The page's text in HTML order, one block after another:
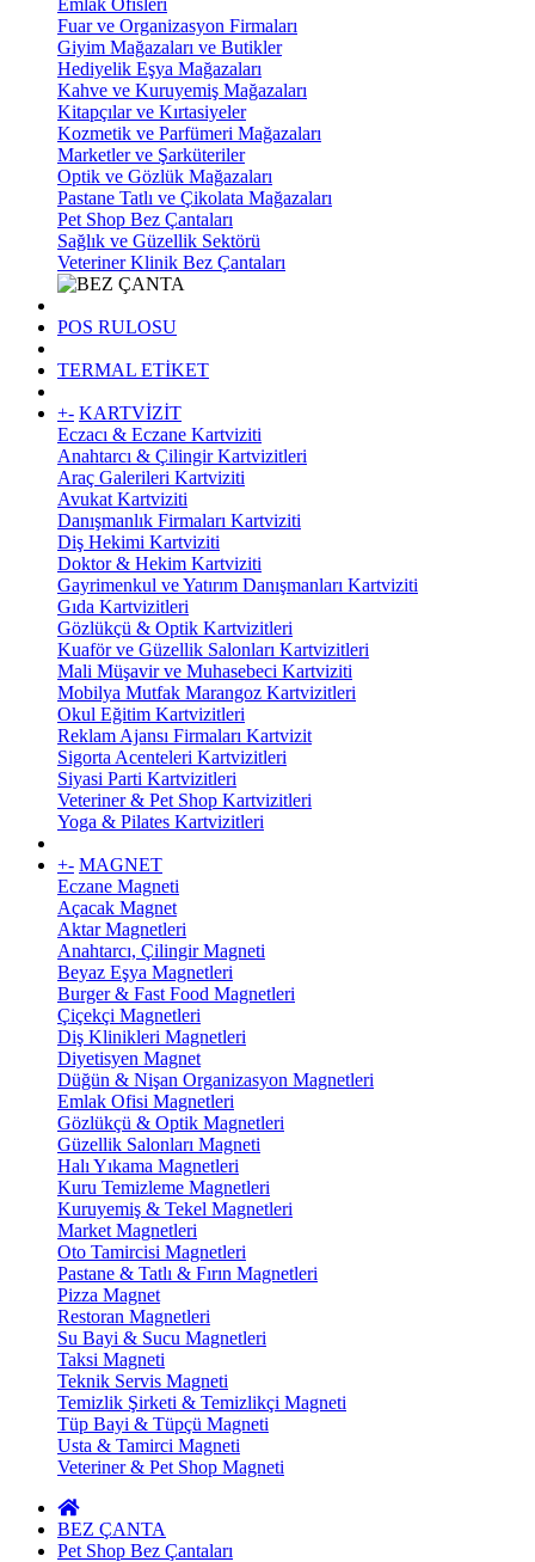
Emlak Ofisleri
Fuar ve Organizasyon Firmaları
Giyim Mağazaları ve Butikler
Hediyelik Eşya Mağazaları
Kahve ve Kuruyemiş Mağazaları
Kitapçılar ve Kırtasiyeler
Kozmetik ve Parfümeri Mağazaları
Marketler ve Şarküteriler
Optik ve Gözlük Mağazaları
Pastane Tatlı ve Çikolata Mağazaları
Pet Shop Bez Çantaları
Sağlık ve Güzellik Sektörü
Veteriner Klinik Bez Çantaları
POS RULOSU
TERMAL ETİKET
+- KARTVİZİT
Eczacı & Eczane Kartviziti
Anahtarcı & Çilingir Kartvizitleri
Araç Galerileri Kartviziti
Avukat Kartviziti
Danışmanlık Firmaları Kartviziti
Diş Hekimi Kartviziti
Doktor & Hekim Kartviziti
Gayrimenkul ve Yatırım Danışmanları Kartviziti
Gıda Kartvizitleri
Gözlükçü & Optik Kartvizitleri
Kuaför ve Güzellik Salonları Kartvizitleri
Mali Müşavir ve Muhasebeci Kartviziti
Mobilya Mutfak Marangoz Kartvizitleri
Okul Eğitim Kartvizitleri
Reklam Ajansı Firmaları Kartvizit
Sigorta Acenteleri Kartvizitleri
Siyasi Parti Kartvizitleri
Veteriner & Pet Shop Kartvizitleri
Yoga & Pilates Kartvizitleri
+- MAGNET
Eczane Magneti
Açacak Magnet
Aktar Magnetleri
Anahtarcı, Çilingir Magneti
Beyaz Eşya Magnetleri
Burger & Fast Food Magnetleri
Çiçekçi Magnetleri
Diş Klinikleri Magnetleri
Diyetisyen Magnet
Düğün & Nişan Organizasyon Magnetleri
Emlak Ofisi Magnetleri
Gözlükçü & Optik Magnetleri
Güzellik Salonları Magneti
Halı Yıkama Magnetleri
Kuru Temizleme Magnetleri
Kuruyemiş & Tekel Magnetleri
Market Magnetleri
Oto Tamircisi Magnetleri
Pastane & Tatlı & Fırın Magnetleri
Pizza Magnet
Restoran Magnetleri
Su Bayi & Sucu Magnetleri
Taksi Magneti
Teknik Servis Magneti
Temizlik Şirketi & Temizlikçi Magneti
Tüp Bayi & Tüpçü Magneti
Usta & Tamirci Magneti
Veteriner & Pet Shop Magneti
BEZ ÇANTA
Pet Shop Bez Çantaları